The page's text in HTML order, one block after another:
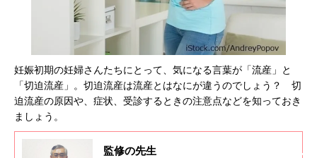
妊娠初期の妊婦さんたちにとって、気になる言葉が「流産」と
「切迫流産」。切迫流産は流産とはなにが違うのでしょう？ 切
迫流産の原因や、症状、受診するときの注意点などを知っておき
ましょう。
監修の先生